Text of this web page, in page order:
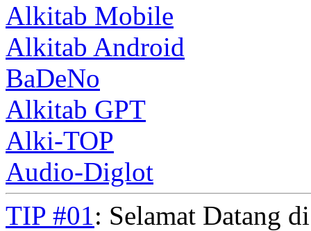
Alkitab Mobile
Alkitab Android
BaDeNo
Alkitab GPT
Alki-TOP
Audio-Diglot
TIP #01: Selamat Datang